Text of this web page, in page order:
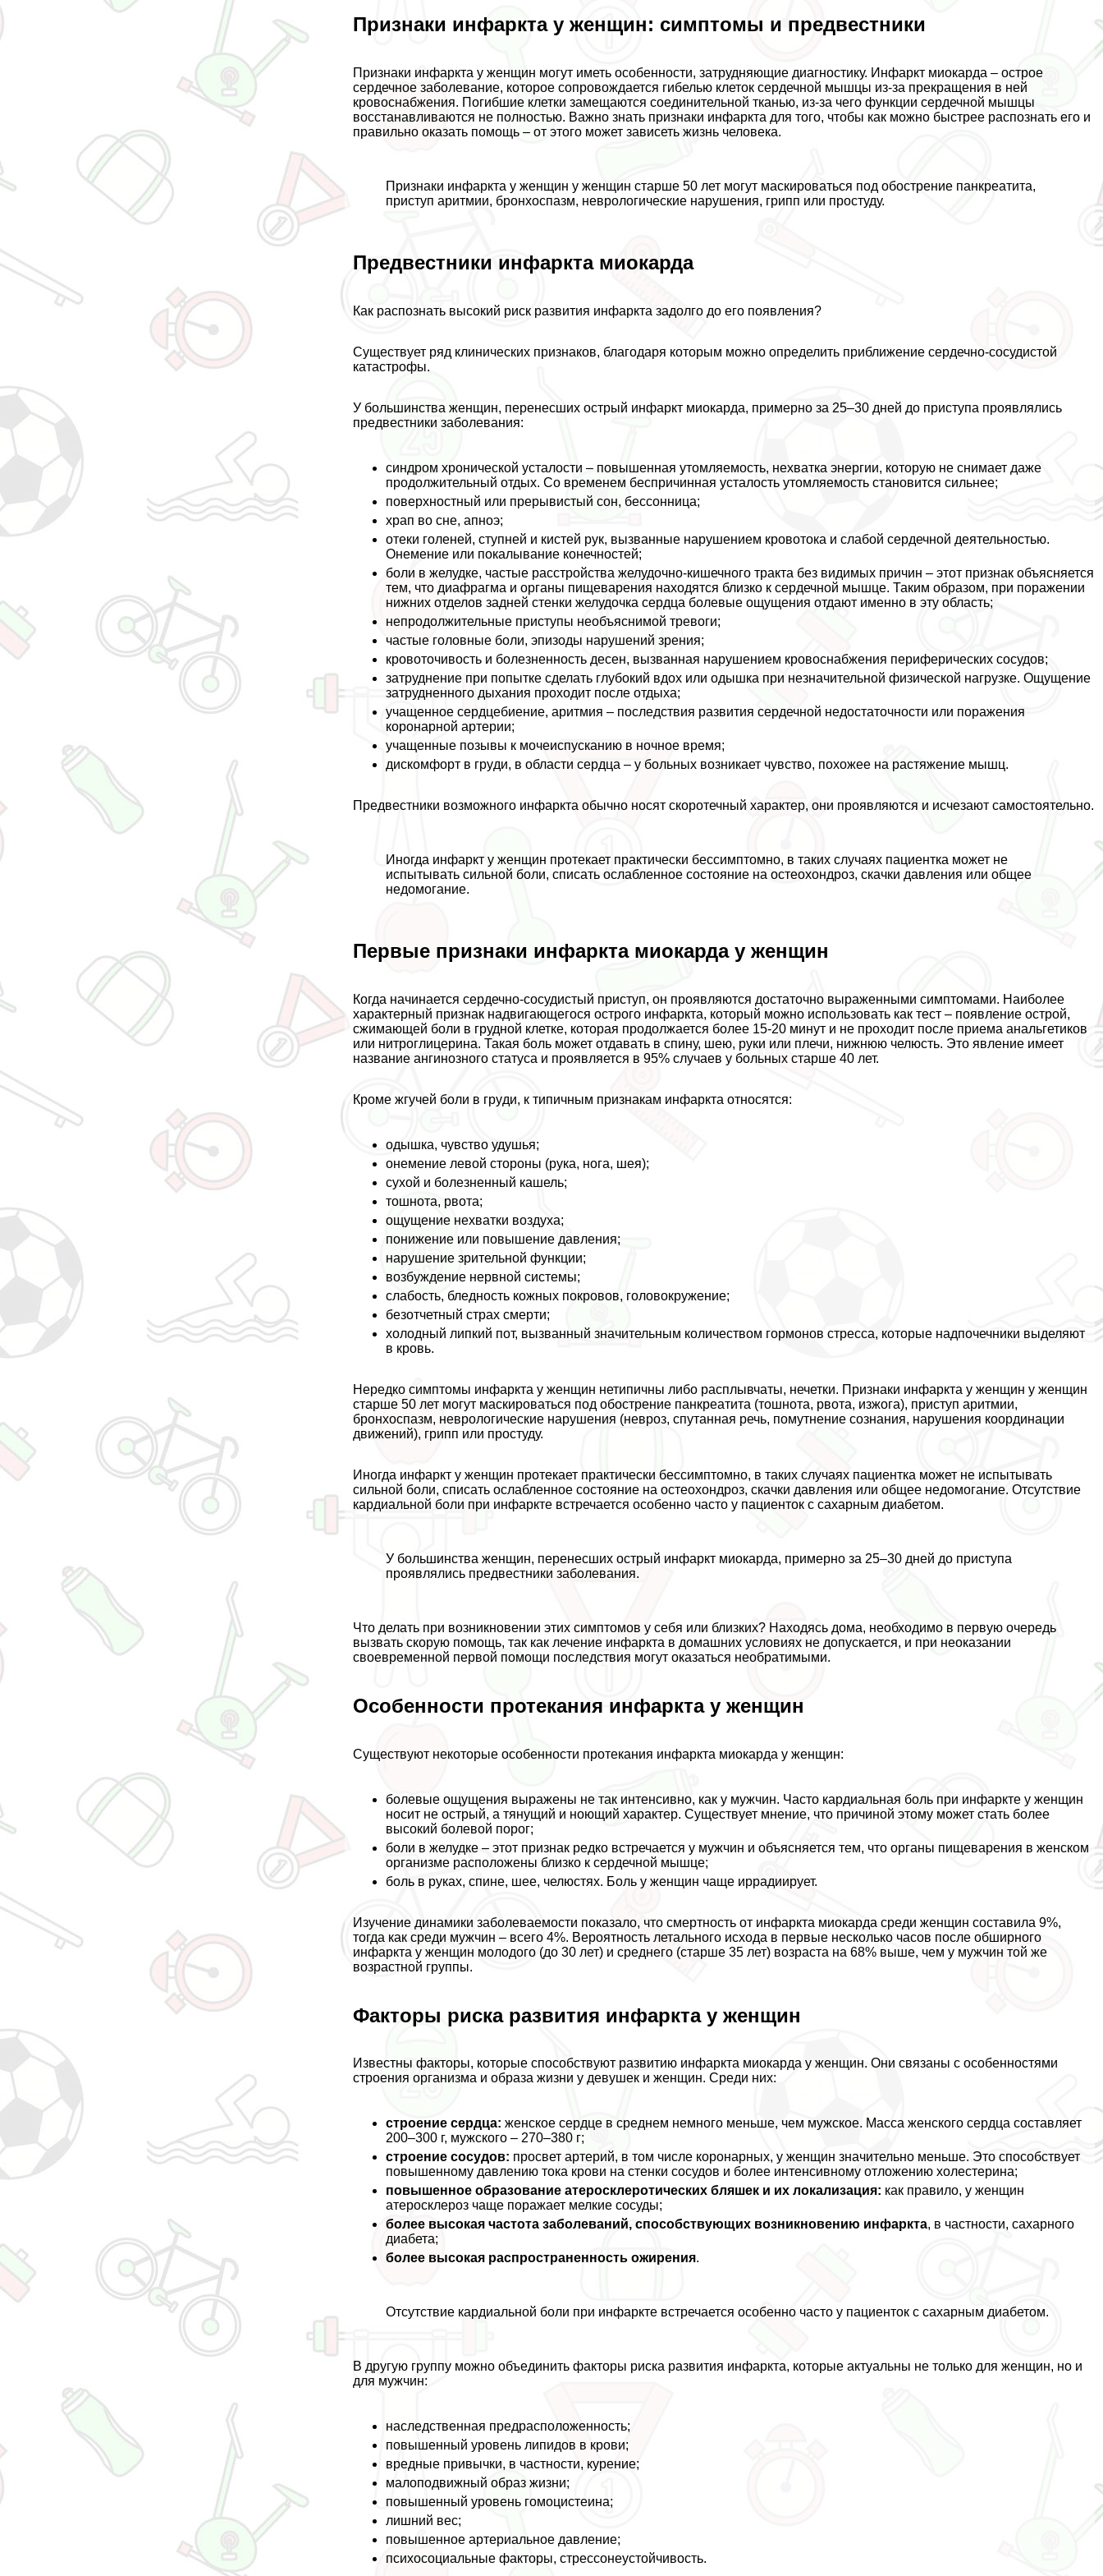
Признаки инфаркта у женщин: симптомы и предвестники
Признаки инфаркта у женщин могут иметь особенности, затрудняющие диагностику. Инфаркт миокарда – острое
сердечное заболевание, которое сопровождается гибелью клеток сердечной мышцы из-за прекращения в ней
кровоснабжения. Погибшие клетки замещаются соединительной тканью, из-за чего функции сердечной мышцы
восстанавливаются не полностью. Важно знать признаки инфаркта для того, чтобы как можно быстрее распознать его и
правильно оказать помощь – от этого может зависеть жизнь человека.
Признаки инфаркта у женщин у женщин старше 50 лет могут маскироваться под обострение панкреатита,
приступ аритмии, бронхоспазм, неврологические нарушения, грипп или простуду.
Предвестники инфаркта миокарда
Как распознать высокий риск развития инфаркта задолго до его появления?
Существует ряд клинических признаков, благодаря которым можно определить приближение сердечно-сосудистой
катастрофы.
У большинства женщин, перенесших острый инфаркт миокарда, примерно за 25–30 дней до приступа проявлялись
предвестники заболевания:
синдром хронической усталости – повышенная утомляемость, нехватка энергии, которую не снимает даже
продолжительный отдых. Со временем беспричинная усталость утомляемость становится сильнее;
поверхностный или прерывистый сон, бессонница;
храп во сне, апноэ;
отеки голеней, ступней и кистей рук, вызванные нарушением кровотока и слабой сердечной деятельностью.
Онемение или покалывание конечностей;
боли в желудке, частые расстройства желудочно-кишечного тpaкта без видимых причин – этот признак объясняется
тем, что диафрагма и органы пищеварения находятся близко к сердечной мышце. Таким образом, при поражении
нижних отделов задней стенки желудочка сердца болевые ощущения отдают именно в эту область;
непродолжительные приступы необъяснимой тревоги;
частые головные боли, эпизоды нарушений зрения;
кровоточивость и болезненность десен, вызванная нарушением кровоснабжения периферических сосудов;
затруднение при попытке сделать глубокий вдох или одышка при незначительной физической нагрузке. Ощущение
затрудненного дыхания проходит после отдыха;
учащенное сердцебиение, аритмия – последствия развития сердечной недостаточности или поражения
коронарной артерии;
учащенные позывы к мочеиспусканию в ночное время;
дискомфорт в гpyди, в области сердца – у больных возникает чувство, похожее на растяжение мышц.
Предвестники возможного инфаркта обычно носят скоротечный хаpaктер, они проявляются и исчезают самостоятельно.
Иногда инфаркт у женщин протекает пpaктически бессимптомно, в таких случаях пациентка может не
испытывать сильной боли, списать ослабленное состояние на остеохондроз, скачки давления или общее
недомогание.
Первые признаки инфаркта миокарда у женщин
Когда начинается сердечно-сосудистый приступ, он проявляются достаточно выраженными симптомами. Наиболее
хаpaктерный признак надвигающегося острого инфаркта, который можно использовать как тест – появление острой,
сжимающей боли в грудной клетке, которая продолжается более 15-20 минут и не проходит после приема aнaльгетиков
или нитроглицерина. Такая боль может отдавать в спину, шею, руки или плечи, нижнюю челюсть. Это явление имеет
название ангинозного статуса и проявляется в 95% случаев у больных старше 40 лет.
Кроме жгучей боли в гpyди, к типичным признакам инфаркта относятся:
одышка, чувство удушья;
онемение левой стороны (рука, нога, шея);
сухой и болезненный кашель;
тошнота, рвота;
ощущение нехватки воздуха;
понижение или повышение давления;
нарушение зрительной функции;
возбуждение нервной системы;
слабость, бледность кожных покровов, головокружение;
безотчетный страх cмepти;
холодный липкий пот, вызванный значительным количеством гормонов стресса, которые надпочечники выделяют
в кровь.
Нередко симптомы инфаркта у женщин нетипичны либо расплывчаты, нечетки. Признаки инфаркта у женщин у женщин
старше 50 лет могут маскироваться под обострение панкреатита (тошнота, рвота, изжога), приступ аритмии,
бронхоспазм, неврологические нарушения (невроз, спyтaнная речь, помутнение сознания, нарушения координации
движений), грипп или простуду.
Иногда инфаркт у женщин протекает пpaктически бессимптомно, в таких случаях пациентка может не испытывать
сильной боли, списать ослабленное состояние на остеохондроз, скачки давления или общее недомогание. Отсутствие
кардиальной боли при инфаркте встречается особенно часто у пациенток с сахарным диабетом.
У большинства женщин, перенесших острый инфаркт миокарда, примерно за 25–30 дней до приступа
проявлялись предвестники заболевания.
Что делать при возникновении этих симптомов у себя или близких? Находясь дома, необходимо в первую очередь
вызвать скорую помощь, так как лечение инфаркта в домашних условиях не допускается, и при неоказании
своевременной первой помощи последствия могут оказаться необратимыми.
Особенности протекания инфаркта у женщин
Существуют некоторые особенности протекания инфаркта миокарда у женщин:
болевые ощущения выражены не так интенсивно, как у мужчин. Часто кардиальная боль при инфаркте у женщин
носит не острый, а тянущий и ноющий хаpaктер. Существует мнение, что причиной этому может стать более
высокий болевой порог;
боли в желудке – этот признак редко встречается у мужчин и объясняется тем, что органы пищеварения в женском
организме расположены близко к сердечной мышце;
боль в руках, спине, шее, челюстях. Боль у женщин чаще иррадиирует.
Изучение динамики заболеваемости показало, что cмepтность от инфаркта миокарда среди женщин составила 9%,
тогда как среди мужчин – всего 4%. Вероятность летального исхода в первые несколько часов после обширного
инфаркта у женщин молодого (до 30 лет) и среднего (старше 35 лет) возраста на 68% выше, чем у мужчин той же
возрастной группы.
Факторы риска развития инфаркта у женщин
Известны факторы, которые способствуют развитию инфаркта миокарда у женщин. Они связаны с особенностями
строения организма и образа жизни у дeвyшек и женщин. Среди них:
строение сердца: женское сердце в среднем немного меньше, чем мужское. Масса женского сердца составляет
200–300 г, мужского – 270–380 г;
строение сосудов: просвет артерий, в том числе коронарных, у женщин значительно меньше. Это способствует
повышенному давлению тока крови на стенки сосудов и более интенсивному отложению холестерина;
повышенное образование атеросклеротических бляшек и их локализация: как правило, у женщин
атеросклероз чаще поражает мелкие сосуды;
более высокая частота заболеваний, способствующих возникновению инфаркта, в частности, сахарного
диабета;
более высокая распространенность ожирения.
Отсутствие кардиальной боли при инфаркте встречается особенно часто у пациенток с сахарным диабетом.
В другую группу можно объединить факторы риска развития инфаркта, которые актуальны не только для женщин, но и
для мужчин:
наследственная предрасположенность;
повышенный уровень липидов в крови;
вредные привычки, в частности, курение;
малоподвижный образ жизни;
повышенный уровень гомоцистеина;
лишний вес;
повышенное артериальное давление;
психосоциальные факторы, стрессонеустойчивость.